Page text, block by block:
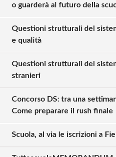
o guarderà al futuro della
Questioni strutturali del
e qualità
Questioni strutturali del
stranieri
Concorso DS: tra una
Come preparare il rush finale
Scuola, al via le iscrizioni a